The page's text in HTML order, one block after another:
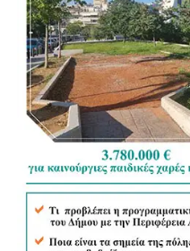
το έργο που υλοποιήθηκε
χρονιάς.
Ο Δήμος Αιγάλεω
προσανατολισμένος
επενδύουν στα παιδιά και
οικογένειες της πόλης,
δημιουργία, μάθηση,
μέσα από σύγχρονα και